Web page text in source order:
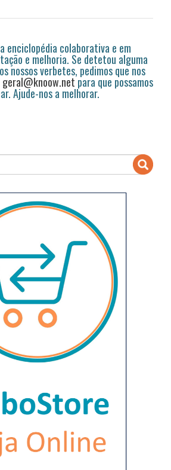
enciclopédia colaborativa e em
e melhoria. Se detetou alguma
nossos verbetes, pedimos que nos
geral@knoow.netpara que possamos
Ajude-nos a melhorar.